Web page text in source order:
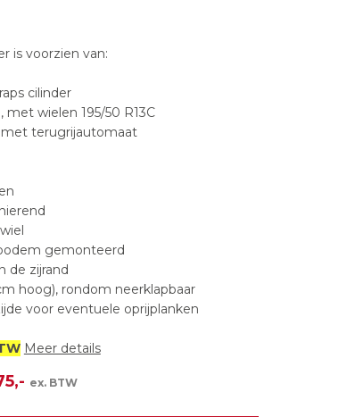
is voorzien van:
cilinder
wielen 195/50 R13C
terugrijautomaat
gemonteerd
de zijrand
hoog), rondom neerklapbaar
voor eventuele oprijplanken
Meer details
ex. BTW